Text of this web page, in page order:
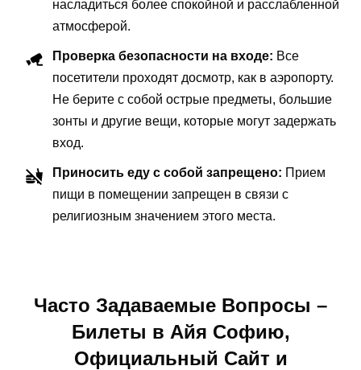
насладиться более спокойной и расслабленной
атмосферой.
Проверка безопасности на входе: Все
посетители проходят досмотр, как в аэропорту.
Не берите с собой острые предметы, большие
зонты и другие вещи, которые могут задержать
вход.
Приносить еду с собой запрещено: Прием
пищи в помещении запрещен в связи с
религиозным значением этого места.
Часто Задаваемые Вопросы –
Билеты в Айя Софию,
Официальный Сайт и